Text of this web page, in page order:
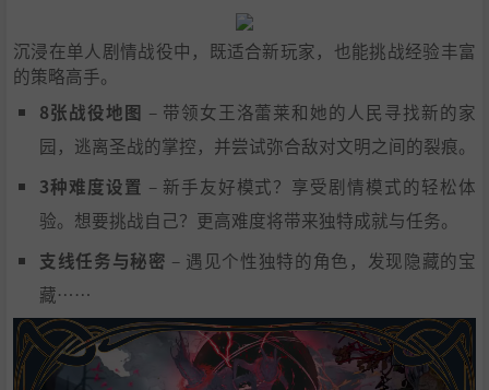
沉浸在单人剧情战役中，既适合新玩家，也能挑战经验丰富
的策略高手。
8张战役地图 – 带领女王洛蕾莱和她的人民寻找新的家
园，逃离圣战的掌控，并尝试弥合敌对文明之间的裂痕。
3种难度设置 – 新手友好模式？享受剧情模式的轻松体
验。想要挑战自己？更高难度将带来独特成就与任务。
支线任务与秘密 – 遇见个性独特的角色，发现隐藏的宝
藏……